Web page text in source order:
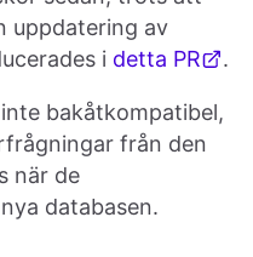
uppdatering av
i detta PR .
bakåtkompatibel,
från den
när de
databasen.